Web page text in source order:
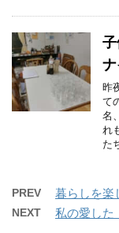
ナ
昨
て
名
れ
た
PREV 暮らしを楽
NEXT 私の愛し